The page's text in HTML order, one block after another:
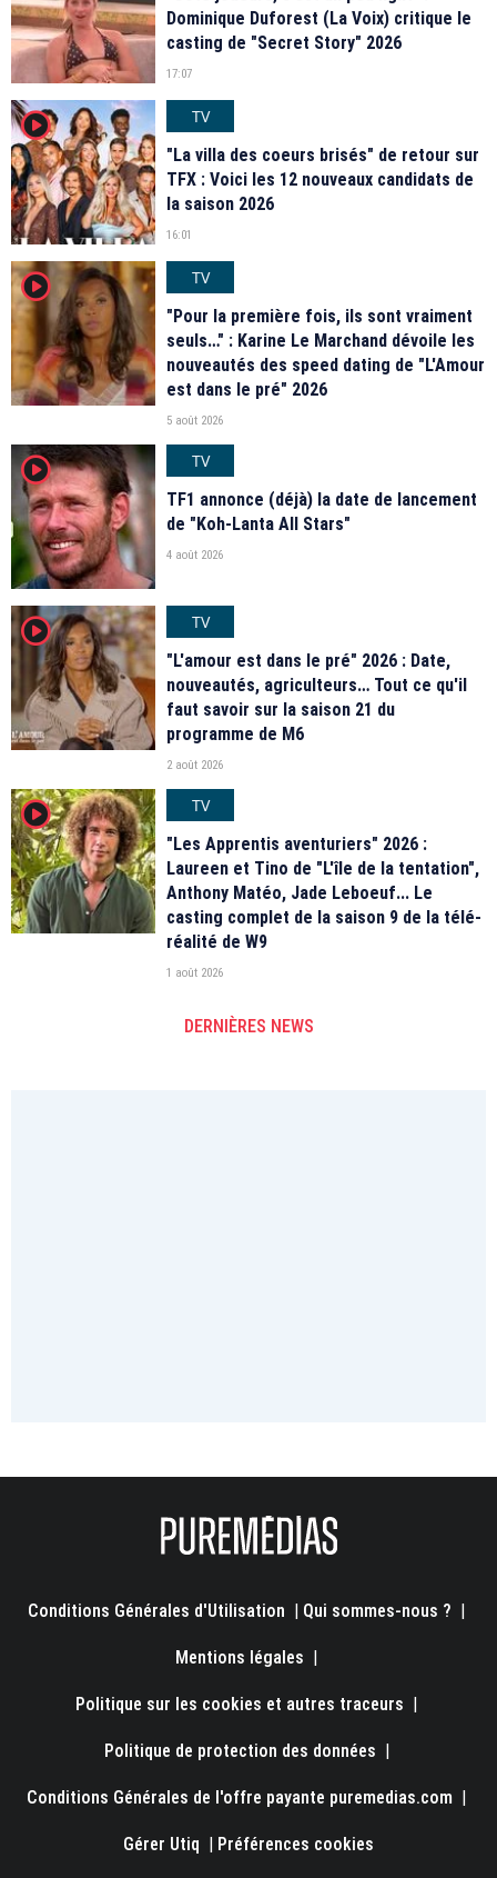
Dominique Duforest (La Voix) critique le
casting de "Secret Story" 2026
17:07
player2
TV
"La villa des coeurs brisés" de retour sur
TFX : Voici les 12 nouveaux candidats de
la saison 2026
16:01
player2
TV
"Pour la première fois, ils sont vraiment
seuls…" : Karine Le Marchand dévoile les
nouveautés des speed dating de "L'Amour
est dans le pré" 2026
5 août 2026
player2
TV
TF1 annonce (déjà) la date de lancement
de "Koh-Lanta All Stars"
4 août 2026
player2
TV
"L'amour est dans le pré" 2026 : Date,
nouveautés, agriculteurs… Tout ce qu'il
faut savoir sur la saison 21 du
programme de M6
2 août 2026
player2
TV
"Les Apprentis aventuriers" 2026 :
Laureen et Tino de "L'île de la tentation",
Anthony Matéo, Jade Leboeuf... Le
casting complet de la saison 9 de la télé-
réalité de W9
1 août 2026
DERNIÈRES NEWS
Conditions Générales d'Utilisation | Qui sommes-nous ? |
Mentions légales |
Politique sur les cookies et autres traceurs |
Politique de protection des données |
Conditions Générales de l'offre payante puremedias.com |
Gérer Utiq | Préférences cookies